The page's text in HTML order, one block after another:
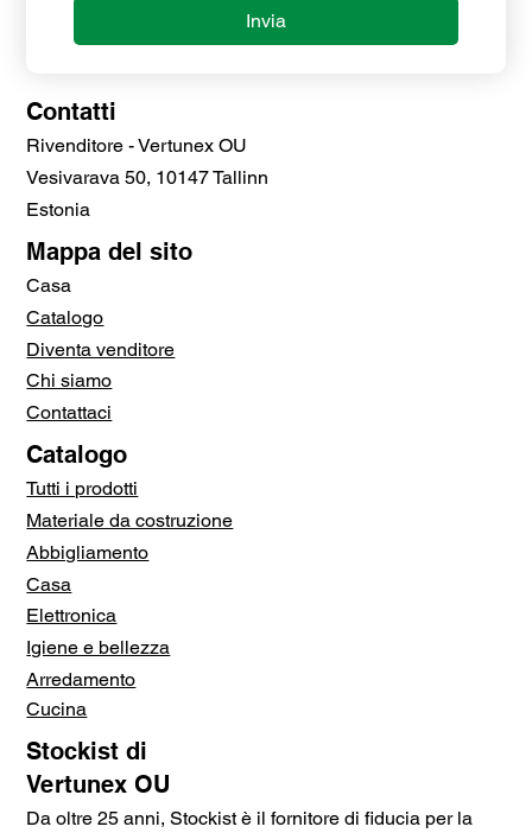
Invia
Contatti
Rivenditore - Vertunex OU
Vesivarava 50, 10147 Tallinn
Estonia
Mappa del sito
Casa
Catalogo
Diventa venditore
Chi siamo
Contattaci
Catalogo
Tutti i prodotti
Materiale da costruzione
Abbigliamento
Elettronica
Arredamento
Casa
Igiene e bellezza
Cucina
Stockist di
Vertunex OU
Da oltre 25 anni, Stockist è il fornitore di fiducia per la